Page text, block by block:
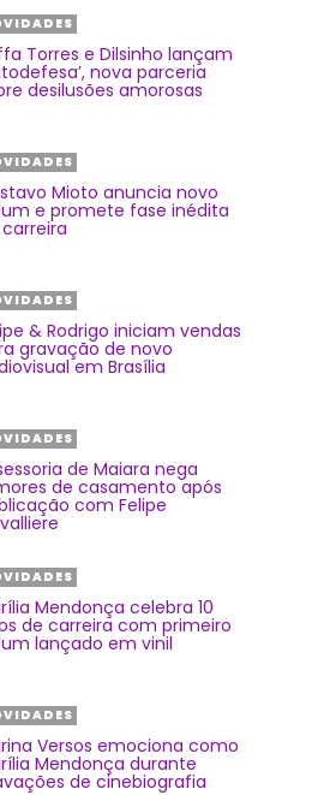
Torres e Dilsinho lançam
nova parceria
desilusões amorosas
Mioto anuncia novo
e promete fase inédita
& Rodrigo iniciam vendas
gravação de novo
em Brasília
de Maiara nega
de casamento após
com Felipe
Mendonça celebra 10
de carreira com primeiro
lançado em vinil
Versos emociona como
Mendonça durante
de cinebiografia